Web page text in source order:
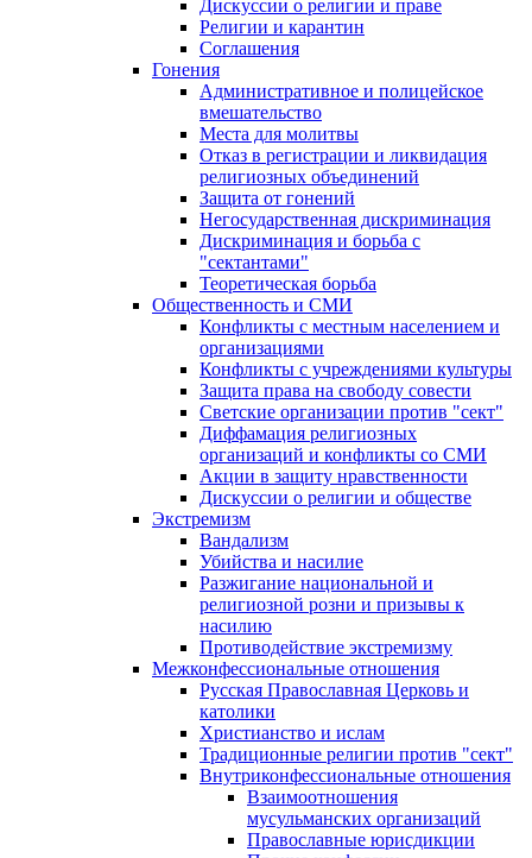
Дискуссии о религии и праве
Религии и карантин
Соглашения
Гонения
Административное и полицейское
вмешательство
Места для молитвы
Отказ в регистрации и ликвидация
религиозных объединений
Защита от гонений
Негосударственная дискриминация
Дискриминация и борьба с
"сектантами"
Теоретическая борьба
Общественность и СМИ
Конфликты с местным населением и
организациями
Конфликты с учреждениями культуры
Защита права на свободу совести
Светские организации против "сект"
Диффамация религиозных
организаций и конфликты со СМИ
Акции в защиту нравственности
Дискуссии о религии и обществе
Экстремизм
Вандализм
Убийства и насилие
Разжигание национальной и
религиозной розни и призывы к
насилию
Противодействие экстремизму
Межконфессиональные отношения
Русская Православная Церковь и
католики
Христианство и ислам
Традиционные религии против "сект"
Внутриконфессиональные отношения
Взаимоотношения
мусульманских организаций
Православные юрисдикции